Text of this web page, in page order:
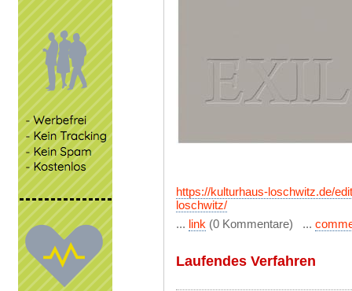
https://kulturhaus-loschwitz.de/
loschwitz/
... link (0 Kommentare) ...
Laufendes Verfahren